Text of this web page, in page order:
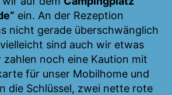
ein. An der Rezeption
nicht gerade überschwänglich
sind auch wir etwas
zahlen noch eine Kaution mit
für unser Mobilhome und
die Schlüssel, zwei nette rote